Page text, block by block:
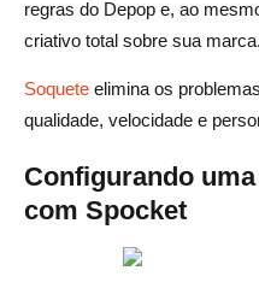
regras do Depop e, ao
criativo total sobre sua marca.
Soquete elimina os
qualidade, velocidade e
Configurando
com Spocket